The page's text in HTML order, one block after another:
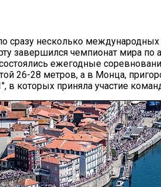
сразу несколько
завершился чемпионат мира по
ежегодные
26-28 метров, а в Монца,
в которых приняла участие